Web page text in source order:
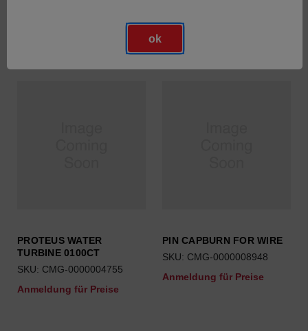
PROTEUS WATER
TURBINE 0100CT
SKU: CMG-0000004755
Anmeldung für Preise
PIN CAPBURN FOR WIRE
SKU: CMG-0000008948
Anmeldung für Preise
ok